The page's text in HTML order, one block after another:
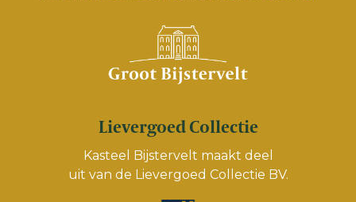
Lievergoed Collectie
Kasteel Bijstervelt maakt deel
uit van de Lievergoed Collectie BV.